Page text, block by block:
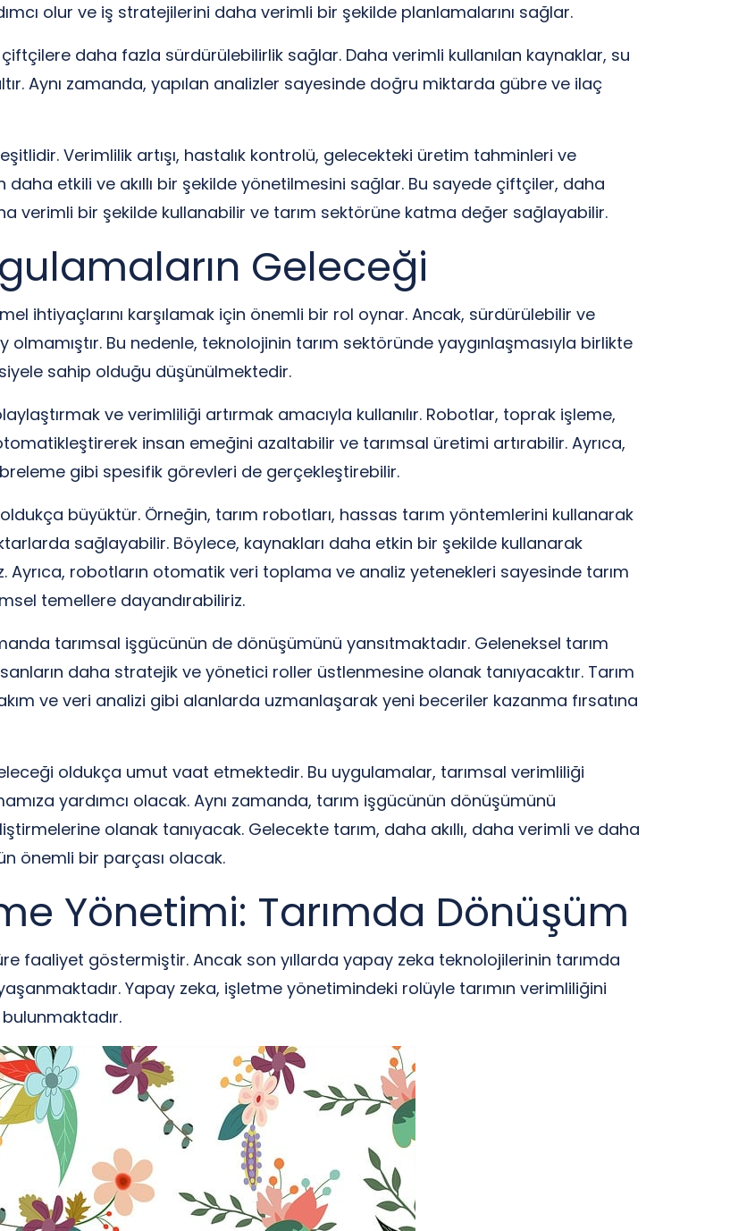
olur ve iş stratejilerini daha verimli bir şekilde planlamalarını sağlar.
daha fazla sürdürülebilirlik sağlar. Daha verimli kullanılan kaynaklar, su
Aynı zamanda, yapılan analizler sayesinde doğru miktarda gübre ve ilaç
Verimlilik artışı, hastalık kontrolü, gelecekteki üretim tahminleri ve
etkili ve akıllı bir şekilde yönetilmesini sağlar. Bu sayede çiftçiler, daha
verimli bir şekilde kullanabilir ve tarım sektörüne katma değer sağlayabilir.
Geleceği
ihtiyaçlarını karşılamak için önemli bir rol oynar. Ancak, sürdürülebilir ve
Bu nedenle, teknolojinin tarım sektöründe yaygınlaşmasıyla birlikte
sahip olduğu düşünülmektedir.
ve verimliliği artırmak amacıyla kullanılır. Robotlar, toprak işleme,
insan emeğini azaltabilir ve tarımsal üretimi artırabilir. Ayrıca,
gibi spesifik görevleri de gerçekleştirebilir.
büyüktür. Örneğin, tarım robotları, hassas tarım yöntemlerini kullanarak
sağlayabilir. Böylece, kaynakları daha etkin bir şekilde kullanarak
robotların otomatik veri toplama ve analiz yetenekleri sayesinde tarım
temellere dayandırabiliriz.
tarımsal işgücünün de dönüşümünü yansıtmaktadır. Geleneksel tarım
daha stratejik ve yönetici roller üstlenmesine olanak tanıyacaktır. Tarım
ve veri analizi gibi alanlarda uzmanlaşarak yeni beceriler kazanma fırsatına
oldukça umut vaat etmektedir. Bu uygulamalar, tarımsal verimliliği
yardımcı olacak. Aynı zamanda, tarım işgücünün dönüşümünü
olanak tanıyacak. Gelecekte tarım, daha akıllı, daha verimli ve daha
önemli bir parçası olacak.
Yönetimi: Tarımda Dönüşüm
faaliyet göstermiştir. Ancak son yıllarda yapay zeka teknolojilerinin tarımda
Yapay zeka, işletme yönetimindeki rolüyle tarımın verimliliğini